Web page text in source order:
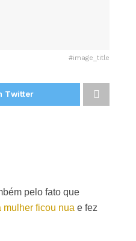
#image_title
Twitter
pelo fato que
mulher ficou nua e fez